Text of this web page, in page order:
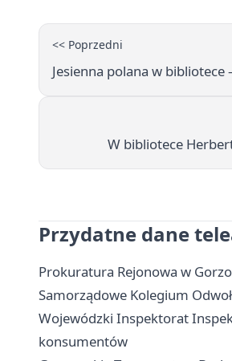
<< Poprzedni
Jesienna polana w
W bibliotece
Przydatne dane
Prokuratura Rejonowa w
Samorządowe Kolegium
Wojewódzki Inspektorat
konsumentów